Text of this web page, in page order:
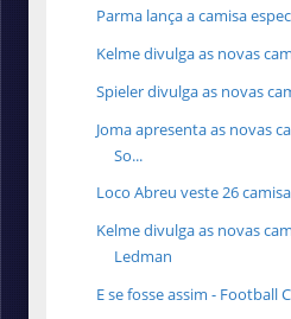
Parma lança a camisa
Kelme divulga as novas
Spieler divulga as novas
Joma apresenta as novas
So...
Loco Abreu veste 26
Kelme divulga as novas
Ledman
E se fosse assim - Football